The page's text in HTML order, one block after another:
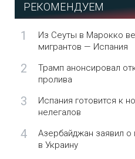
РЕКОМЕНДУЕМ
1
Из Сеуты в Марокко
мигрантов — Испания
2
Трамп анонсировал
пролива
3
Испания готовится к
нелегалов
4
Азербайджан заявил о
в Украину